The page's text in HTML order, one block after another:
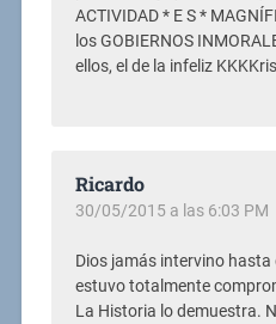
ACTIVIDAD * E S *
los GOBIERNOS
ellos, el de la infeliz
Ricardo
30/05/2015 a las 6:03 PM
Dios jamás intervino hasta
estuvo totalmente
La Historia lo demuestra.